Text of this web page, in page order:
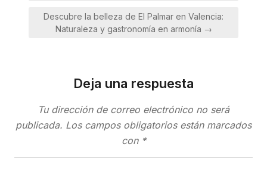
Descubre la belleza de El Palmar en Valencia:
Naturaleza y gastronomía en armonía →
Deja una respuesta
Tu dirección de correo electrónico no será
publicada. Los campos obligatorios están marcados
con *